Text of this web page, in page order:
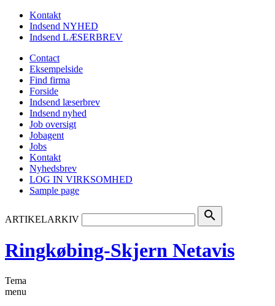
Kontakt
Indsend NYHED
Indsend LÆSERBREV
Contact
Eksempelside
Find firma
Forside
Indsend læserbrev
Indsend nyhed
Job oversigt
Jobagent
Jobs
Kontakt
Nyhedsbrev
LOG IN VIRKSOMHED
Sample page
ARTIKELARKIV search
Ringkøbing-Skjern Netavis
Tema
menu